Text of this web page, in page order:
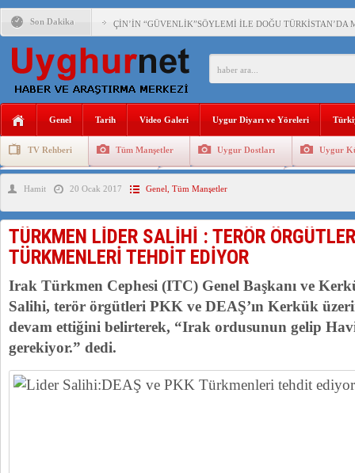
Son Dakika ÇİN’İN “GÜVENLİK”SÖYLEMİ İLE DOĞU TÜRKİSTAN’DA
PAKİSTAN,AFGANİSTAN’DA YAŞAYAN UYGURLARA
ANAHTAR PARTİ GENEL BAŞKANI AĞIRALİOĞLU :
ÇİN’İN DOĞU TÜRKİSTAN’DAKİ UYGULAMALARI
150 YILDIR KAYNAYAN YARAMIZ : ÇİN İŞGALİNDEKİ
ÇİN’İN UYGUR POLİTİKALARINI ÖVEN DİYANET
MHP’DEN URUMÇİ KATLİAMI MESAJİ : 05.07.2009
Genel Tarih Video Galeri Uygur Diyarı ve Yöreleri
TV Rehberi Tüm Manşetler Uygur Dostları Uygur
Uygurlarda Düğün ve Cenaze
Hamit 20 Ocak 2017 Genel Tüm Manşetler
TÜRKMEN LİDER SALİHİ : TERÖR
TÜRKMENLERİ TEHDİT EDİYOR
Irak Türkmen Cephesi (ITC) Genel Başkanı ve
Salihi, terör örgütleri PKK ve DEAŞ’ın Kerkük
devam ettiğini belirterek, “Irak ordusunun gelip
gerekiyor.” dedi.